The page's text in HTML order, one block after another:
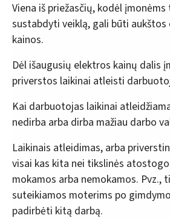
Viena iš priežasčių, kodėl
sustabdyti veiklą, gali būti
kainos.
Dėl išaugusių elektros kainų dalis
priverstos laikinai atleisti
Kai darbuotojas laikinai
nedirba arba dirba mažiau darbo
Laikinais atleidimas, arba
visai kas kita nei tikslinės
mokamos arba nemokamos. Pvz.,
suteikiamos moterims po
padirbėti kitą darbą.